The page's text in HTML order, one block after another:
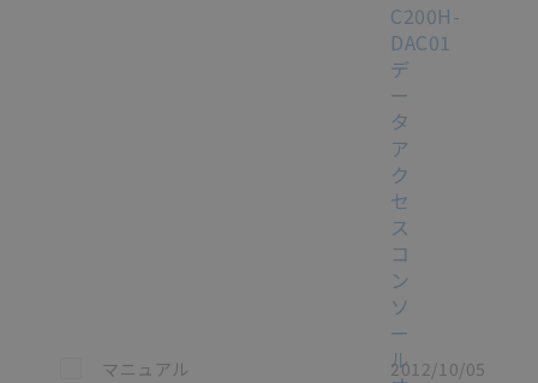
この資料を選択
マニュアル
C200H-
DAC01
デ
ー
タ
ア
ク
セ
ス
コ
ン
ソ
ー
ル
2012/10/05